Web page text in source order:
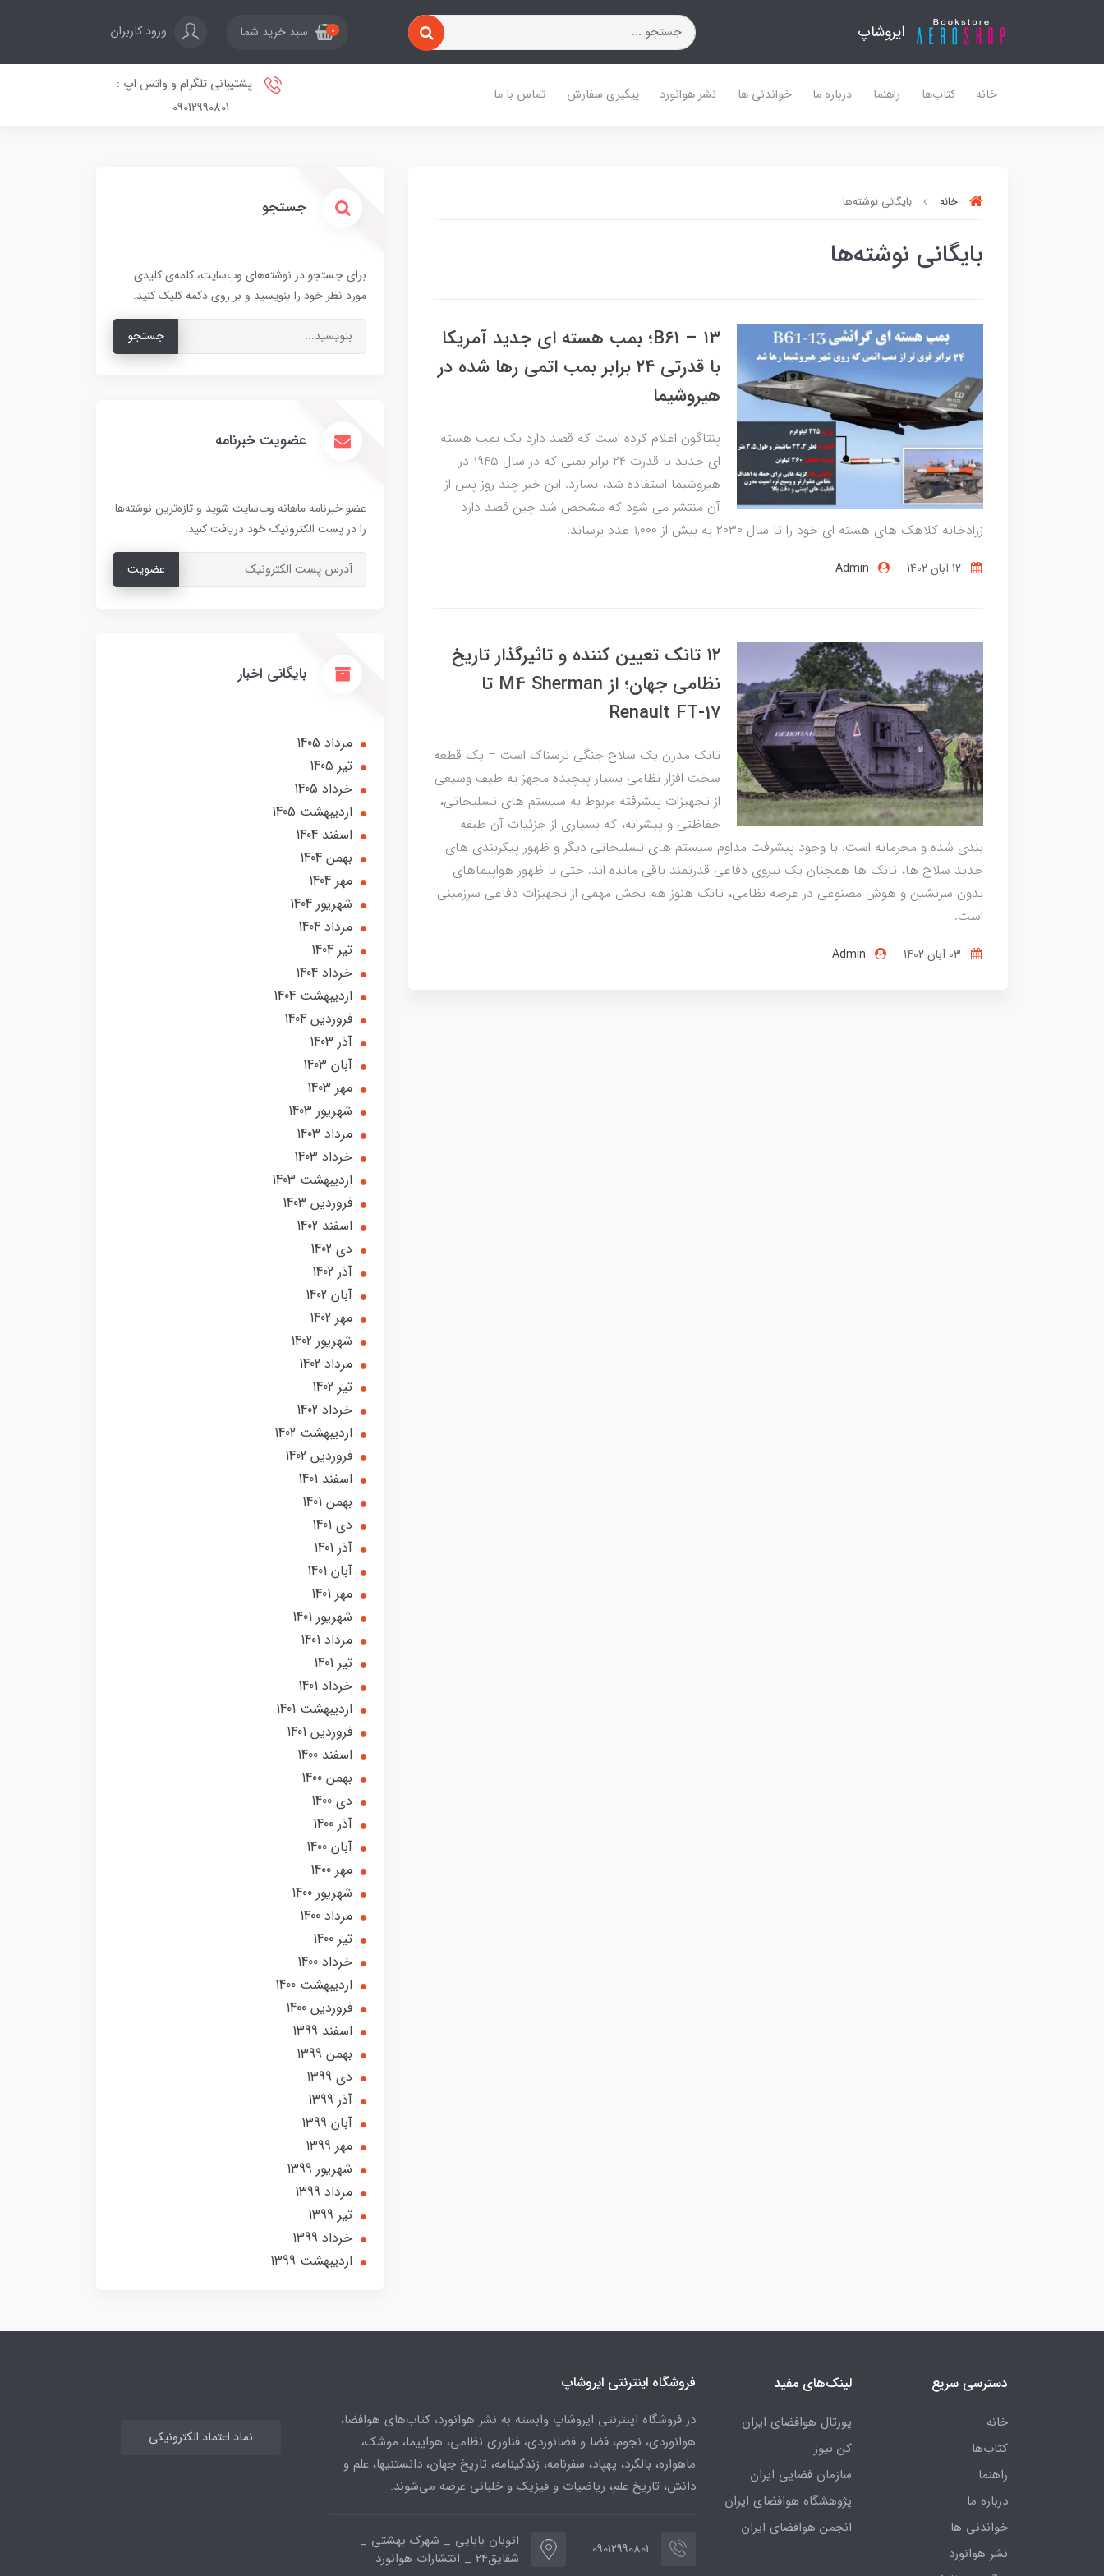
ایروشاپ 0 سبد خرید شما ورود کاربران
خانه کتاب‌ها راهنما درباره ما خواندنی ها نشر هوانورد پیگیری سفارش تماس با ما
پشتیبانی تلگرام و واتس اپ :
09012990801
خانه بایگانی نوشته‌ها
بایگانی نوشته‌ها
B۶۱ – ۱۳؛ بمب هسته ای جدید آمریکا
با قدرتی ۲۴ برابر بمب اتمی رها شده در
هیروشیما
پنتاگون اعلام کرده است که قصد دارد یک بمب هسته
ای جدید با قدرت ۲۴ برابر بمبی که در سال ۱۹۴۵ در
هیروشیما استفاده شد، بسازد. این خبر چند روز پس از
آن منتشر می شود که مشخص شد چین قصد دارد
زرادخانه کلاهک های هسته ای خود را تا سال ۲۰۳۰ به بیش از ۱,۰۰۰ عدد برساند.
Admin
۱۲ تانک تعیین کننده و تاثیرگذار تاریخ
نظامی جهان؛ از M4 Sherman تا
Renault FT-17
تانک مدرن یک سلاح جنگی ترسناک است – یک قطعه
سخت افزار نظامی بسیار پیچیده مجهز به طیف وسیعی
از تجهیزات پیشرفته مربوط به سیستم های تسلیحاتی،
حفاظتی و پیشرانه، که بسیاری از جزئیات آن طبقه
بندی شده و محرمانه است. با وجود پیشرفت مداوم سیستم های تسلیحاتی دیگر و ظهور پیکربندی های
جدید سلاح ها، تانک ها همچنان یک نیروی دفاعی قدرتمند باقی مانده اند. حتی با ظهور هواپیماهای
بدون سرنشین و هوش مصنوعی در عرصه نظامی، تانک هنوز هم بخش مهمی از تجهیزات دفاعی سرزمینی
است.
Admin
جستجو
برای جستجو در نوشته‌های وب‌سایت، کلمه‌ی کلیدی
مورد نظر خود را بنویسید و بر روی دکمه کلیک کنید.
جستجو
عضویت خبرنامه
عضو خبرنامه ماهانه وب‌سایت شوید و تازه‌ترین نوشته‌ها
را در پست الکترونیک خود دریافت کنید.
عضویت
بایگانی اخبار
مرداد 1405
تير 1405
خرداد 1405
ارديبهشت 1405
اسفند 1404
بهمن 1404
مهر 1404
شهریور 1404
مرداد 1404
تير 1404
خرداد 1404
ارديبهشت 1404
فروردین 1404
آذر 1403
آبان 1403
مهر 1403
شهریور 1403
مرداد 1403
خرداد 1403
ارديبهشت 1403
فروردین 1403
اسفند 1402
دی 1402
آذر 1402
آبان 1402
مهر 1402
شهریور 1402
مرداد 1402
تير 1402
خرداد 1402
ارديبهشت 1402
فروردین 1402
اسفند 1401
بهمن 1401
دی 1401
آذر 1401
آبان 1401
مهر 1401
شهریور 1401
مرداد 1401
تير 1401
خرداد 1401
ارديبهشت 1401
فروردین 1401
اسفند 1400
بهمن 1400
دی 1400
آذر 1400
آبان 1400
مهر 1400
شهریور 1400
مرداد 1400
تير 1400
خرداد 1400
ارديبهشت 1400
فروردین 1400
اسفند 1399
بهمن 1399
دی 1399
آذر 1399
آبان 1399
مهر 1399
شهریور 1399
مرداد 1399
تير 1399
خرداد 1399
ارديبهشت 1399
دسترسی سریع
خانه
کتاب‌ها
راهنما
درباره ما
خواندنی ها
نشر هوانورد
لینک‌های مفید
پورتال هوافضای ایران
کن نیوز
سازمان فضایی ایران
پژوهشگاه هوافضای ایران
انجمن هوافضای ایران
فروشگاه اینترنتی ایروشاپ
در فروشگاه اینترنتی ایروشاپ وابسته به نشر هوانورد، کتاب‌های هوافضا،
هوانوردی، نجوم، فضا و فضانوردی، فناوری نظامی، هواپیما، موشک،
ماهواره، بالگرد، پهپاد، سفرنامه، زندگینامه، تاریخ جهان، دانستنیها، علم و
دانش، تاریخ علم، ریاضیات و فیزیک و خلبانی عرضه می‌شوند.
09012990801
اتوبان بابایی _ شهرک بهشتی _
شقایق24 _ انتشارات هوانورد
نماد اعتماد الکترونیکی